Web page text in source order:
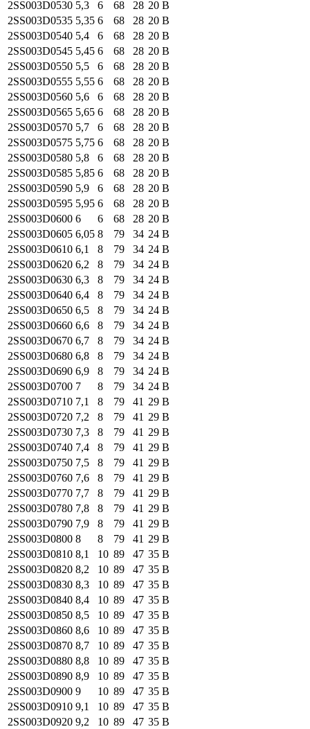
2SS003D0530 5,3 6 68 28 20 B
2SS003D0535 5,35 6 68 28 20 B
2SS003D0540 5,4 6 68 28 20 B
2SS003D0545 5,45 6 68 28 20 B
2SS003D0550 5,5 6 68 28 20 B
2SS003D0555 5,55 6 68 28 20 B
2SS003D0560 5,6 6 68 28 20 B
2SS003D0565 5,65 6 68 28 20 B
2SS003D0570 5,7 6 68 28 20 B
2SS003D0575 5,75 6 68 28 20 B
2SS003D0580 5,8 6 68 28 20 B
2SS003D0585 5,85 6 68 28 20 B
2SS003D0590 5,9 6 68 28 20 B
2SS003D0595 5,95 6 68 28 20 B
2SS003D0600 6 6 68 28 20 B
2SS003D0605 6,05 8 79 34 24 B
2SS003D0610 6,1 8 79 34 24 B
2SS003D0620 6,2 8 79 34 24 B
2SS003D0630 6,3 8 79 34 24 B
2SS003D0640 6,4 8 79 34 24 B
2SS003D0650 6,5 8 79 34 24 B
2SS003D0660 6,6 8 79 34 24 B
2SS003D0670 6,7 8 79 34 24 B
2SS003D0680 6,8 8 79 34 24 B
2SS003D0690 6,9 8 79 34 24 B
2SS003D0700 7 8 79 34 24 B
2SS003D0710 7,1 8 79 41 29 B
2SS003D0720 7,2 8 79 41 29 B
2SS003D0730 7,3 8 79 41 29 B
2SS003D0740 7,4 8 79 41 29 B
2SS003D0750 7,5 8 79 41 29 B
2SS003D0760 7,6 8 79 41 29 B
2SS003D0770 7,7 8 79 41 29 B
2SS003D0780 7,8 8 79 41 29 B
2SS003D0790 7,9 8 79 41 29 B
2SS003D0800 8 8 79 41 29 B
2SS003D0810 8,1 10 89 47 35 B
2SS003D0820 8,2 10 89 47 35 B
2SS003D0830 8,3 10 89 47 35 B
2SS003D0840 8,4 10 89 47 35 B
2SS003D0850 8,5 10 89 47 35 B
2SS003D0860 8,6 10 89 47 35 B
2SS003D0870 8,7 10 89 47 35 B
2SS003D0880 8,8 10 89 47 35 B
2SS003D0890 8,9 10 89 47 35 B
2SS003D0900 9 10 89 47 35 B
2SS003D0910 9,1 10 89 47 35 B
2SS003D0920 9,2 10 89 47 35 B